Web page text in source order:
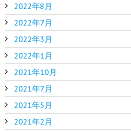
2022年8月
2022年7月
2022年3月
2022年1月
2021年10月
2021年7月
2021年5月
2021年2月